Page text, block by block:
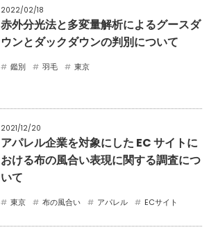
2022/02/18
赤外分光法と多変量解析によるグースダ
ウンとダックダウンの判別について
鑑別 羽毛 東京
2021/12/20
アパレル企業を対象にした EC サイトに
おける布の風合い表現に関する調査につ
いて
東京 布の風合い アパレル ECサイト